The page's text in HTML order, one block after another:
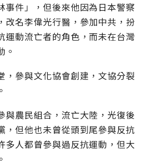
事件」，但後來他因為日本警察
改名李偉光行醫，參加中共，扮
運動流亡者的角色，而未在台灣
。
，參與文化協會創建，文協分裂
與農民組合，流亡大陸，光復後
，但他也未曾從頭到尾參與反抗
多人都曾參與過反抗運動，但大